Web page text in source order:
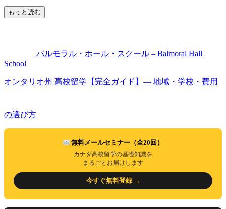
もっと読む
バルモラル・ホール・スクール – Balmoral Hall
School
オンタリオ州 高校留学【完全ガイド】― 地域・学校・費用
の選び方
無料メールセミナー（全20回）
カナダ高校留学の基礎知識を
まるごとお届けします
今すぐ無料登録 →